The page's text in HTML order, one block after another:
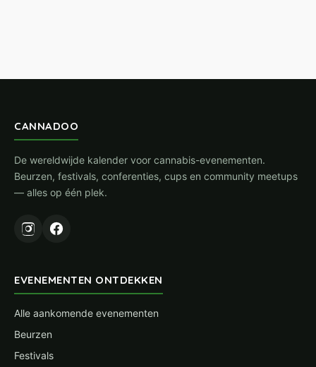
CANNADOO
De wereldwijde kalender voor cannabis-evenementen.
Beurzen, festivals, conferenties, cups en community meetups
— alles op één plek.
EVENEMENTEN ONTDEKKEN
Alle aankomende evenementen
Beurzen
Festivals